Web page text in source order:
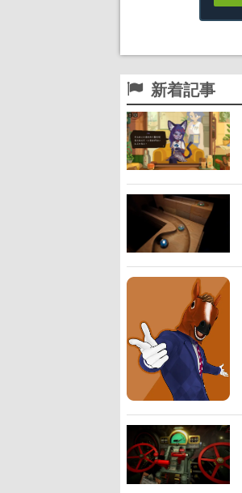
新着記事